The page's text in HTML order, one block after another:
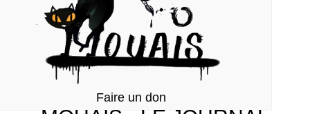
Faire un don